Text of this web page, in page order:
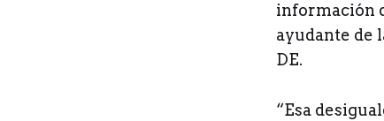
información
ayudante de
DE.
“Esa